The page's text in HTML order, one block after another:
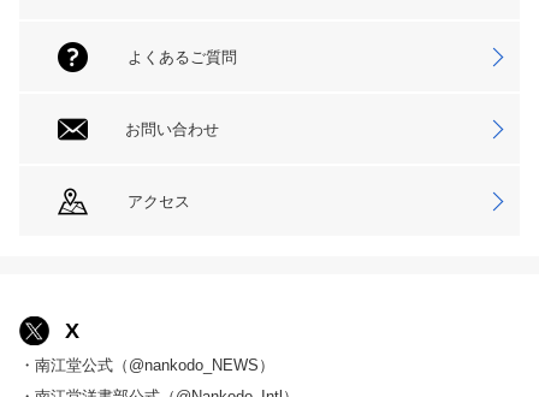
よくあるご質問
お問い合わせ
アクセス
X
・南江堂公式（@nankodo_NEWS）